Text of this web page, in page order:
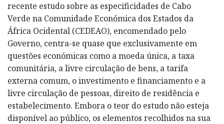
recente estudo sobre as especificidades de Cabo
Verde na Comunidade Económica dos Estados da
África Ocidental (CEDEAO), encomendado pelo
Governo, centra-se quase que exclusivamente em
questões económicas como a moeda única, a taxa
comunitária, a livre circulação de bens, a tarifa
externa comum, o investimento e financiamento e a
livre circulação de pessoas, direito de residência e
estabelecimento. Embora o teor do estudo não esteja
disponível ao público, os elementos recolhidos na sua